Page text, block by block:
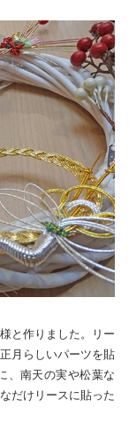
と作りました。リー
月らしいパーツを貼
、南天の実や松葉な
だけリースに貼った